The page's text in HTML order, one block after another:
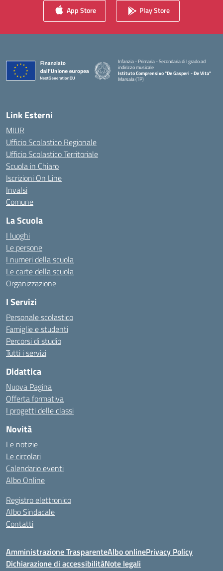
App Store Play Store
Infanzia - Primaria - Secondaria di I grado ad
indirizzo musicale
Istituto Comprensivo "De Gasperi - De Vita"
Marsala (TP)
Link Esterni
MIUR
Ufficio Scolastico Regionale
Ufficio Scolastico Territoriale
Scuola in Chiaro
Iscrizioni On Line
Invalsi
Comune
La Scuola
I luoghi
Le persone
I numeri della scuola
Le carte della scuola
Organizzazione
I Servizi
Personale scolastico
Famiglie e studenti
Percorsi di studio
Tutti i servizi
Didattica
Nuova Pagina
Offerta formativa
I progetti delle classi
Novità
Le notizie
Le circolari
Calendario eventi
Albo Online
Registro elettronico
Albo Sindacale
Contatti
Amministrazione TrasparenteAlbo onlinePrivacy Policy
Dichiarazione di accessibilitàNote legali